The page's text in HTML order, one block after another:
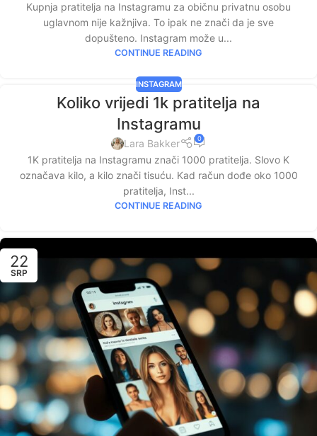
Kupnja pratitelja na Instagramu za običnu privatnu osobu
uglavnom nije kažnjiva. To ipak ne znači da je sve
dopušteno. Instagram može u...
CONTINUE READING
INSTAGRAM
Koliko vrijedi 1k pratitelja na
Instagramu
Lara Bakker 0
1K pratitelja na Instagramu znači 1000 pratitelja. Slovo K
označava kilo, a kilo znači tisuću. Kad račun dođe oko 1000
pratitelja, Inst...
CONTINUE READING
22
SRP